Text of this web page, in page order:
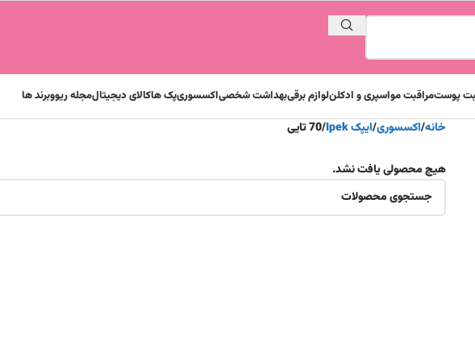
پوستمراقبت مواسپری و ادکلنلوازم برقیبهداشت شخصیاکسسوریپک هاکالای دیجیتالمجله ریووبرند ها
خانه اکسسوری ایپک Ipek 70 تایی
هیچ محصولی یافت نشد.